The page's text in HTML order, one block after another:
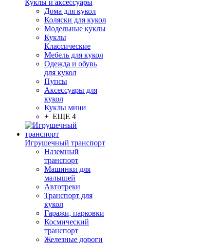
Куклы и аксессуары
Дома для кукол
Коляски для кукол
Модельные куклы
Куклы
Классические
Мебель для кукол
Одежда и обувь
для кукол
Пупсы
Аксессуары для
кукол
Куклы мини
+ ЕЩЕ 4
Игрушечный транспорт
Наземный
транспорт
Машинки для
малышей
Автотреки
Транспорт для
кукол
Гаражи, парковки
Космический
транспорт
Железные дороги